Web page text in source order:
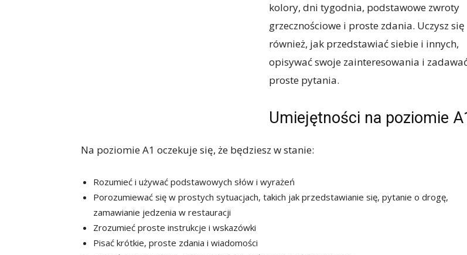
kolory, dni tygodnia, podstawowe zwroty
grzecznościowe i proste zdania. Uczysz się
również, jak przedstawiać siebie i innych,
opisywać swoje zainteresowania i
proste pytania.
Umiejętności na poziomie
Na poziomie A1 oczekuje się, że będziesz w stanie:
Rozumieć i używać podstawowych słów i wyrażeń
Porozumiewać się w prostych sytuacjach, takich jak przedstawianie się, pytanie o drogę,
zamawianie jedzenia w restauracji
Zrozumieć proste instrukcje i wskazówki
Pisać krótkie, proste zdania i wiadomości